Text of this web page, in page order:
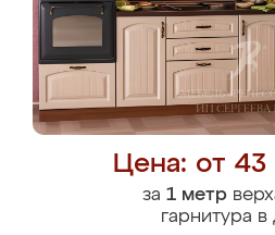
Цена: от
за 1 метр
гарнитура в